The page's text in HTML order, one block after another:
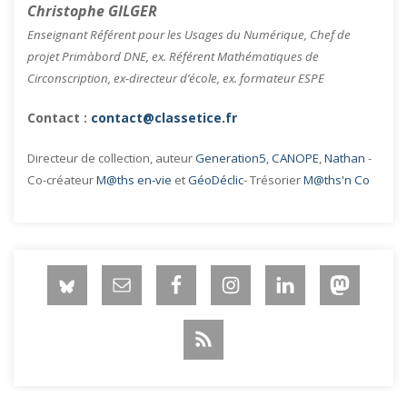
Christophe GILGER
Enseignant Référent pour les Usages du Numérique, Chef de
projet Primàbord DNE, ex. Référent Mathématiques de
Circonscription, ex-directeur d’école, ex. formateur ESPE
Contact : contact@classetice.fr
Directeur de collection, auteurGeneration5,CANOPE,Nathan -
Co-créateurM@ths en-vie etGéoDéclic- TrésorierM@ths'n Co